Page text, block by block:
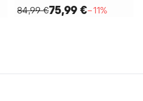
84,99 €75,99 €−11%